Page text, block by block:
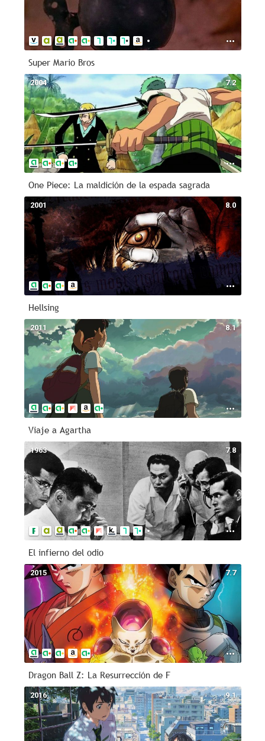
Super Mario Bros
7.2
2004
One Piece: La maldición de la espada sagrada
8.0
2001
Hellsing
8.1
2011
Viaje a Agartha
7.8
1963
El infierno del odio
7.7
2015
Dragon Ball Z: La Resurrección de F
9.1
2016